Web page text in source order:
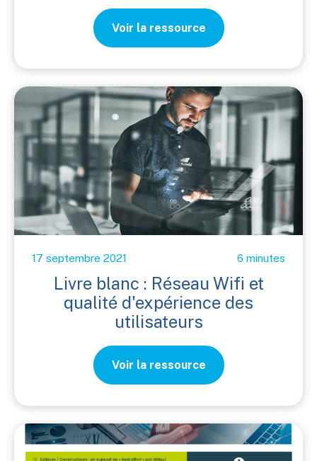
Voir la ressource
17 septembre 2021 6 minutes
Livre blanc : Réseau Wifi et
qualité d'expérience des
utilisateurs
Voir la ressource